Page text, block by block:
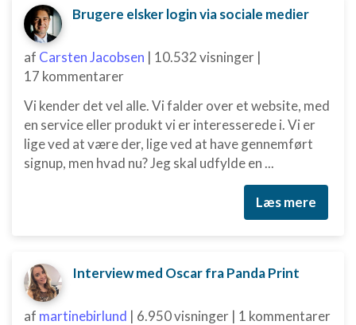
Brugere elsker login via sociale medier
af Carsten Jacobsen | 10.532 visninger |
17 kommentarer
Vi kender det vel alle. Vi falder over et website, med
en service eller produkt vi er interesserede i. Vi er
lige ved at være der, lige ved at have gennemført
signup, men hvad nu? Jeg skal udfylde en ...
Læs mere
Interview med Oscar fra Panda Print
af martinebirlund | 6.950 visninger | 1 kommentarer